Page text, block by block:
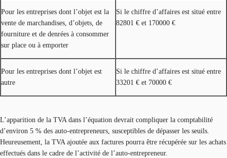
Pour les entreprises dont l’objet est la
vente de marchandises, d’objets, de
fourniture et de denrées à consommer
sur place ou à emporter
Si le chiffre d’affaires est situé entre
82801 € et 170000 €
Pour les entreprises dont l’objet est
autre
Si le chiffre d’affaires est situé entre
33201 € et 70000 €
L’apparition de la TVA dans l’équation devrait compliquer la comptabilité
d’environ 5 % des auto-entrepreneurs, susceptibles de dépasser les seuils.
Heureusement, la TVA ajoutée aux factures pourra être récupérée sur les achats
effectués dans le cadre de l’activité de l’auto-entrepreneur.